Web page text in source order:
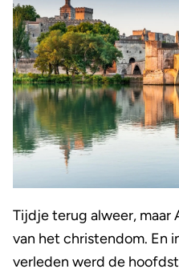
Tijdje terug alweer, maar
van het christendom. En
verleden werd de